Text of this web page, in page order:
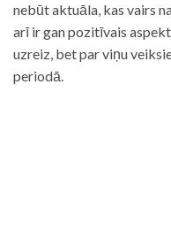
nebūt aktuāla, kas vairs
arī ir gan pozitīvais
uzreiz, bet par viņu
periodā.